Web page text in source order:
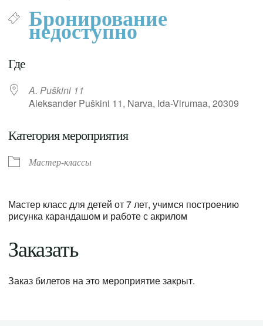
Бронирование
недоступно
Где
A. Puškini 11
Aleksander Puškini 11, Narva, Ida-Virumaa, 20309
Категория мероприятия
Мастер-классы
Мастер класс для детей от 7 лет, учимся построению
рисунка карандашом и работе с акрилом
Заказать
Заказ билетов на это мероприятие закрыт.